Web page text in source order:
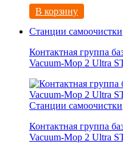
В корзину
Станции самоочистки
Контактная группа
Vacuum-Mop 2 Ultra
Станции самоочистки
Контактная группа
Vacuum-Mop 2 Ultra